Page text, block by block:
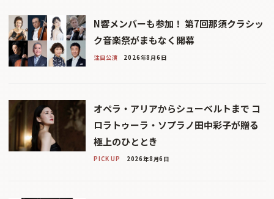
N響メンバーも参加！ 第7回那須クラシッ
ク音楽祭がまもなく開幕
注目公演 2026年8月6日
オペラ・アリアからシューベルトまで コ
ロラトゥーラ・ソプラノ田中彩子が贈る
極上のひととき
PICK UP 2026年8月6日